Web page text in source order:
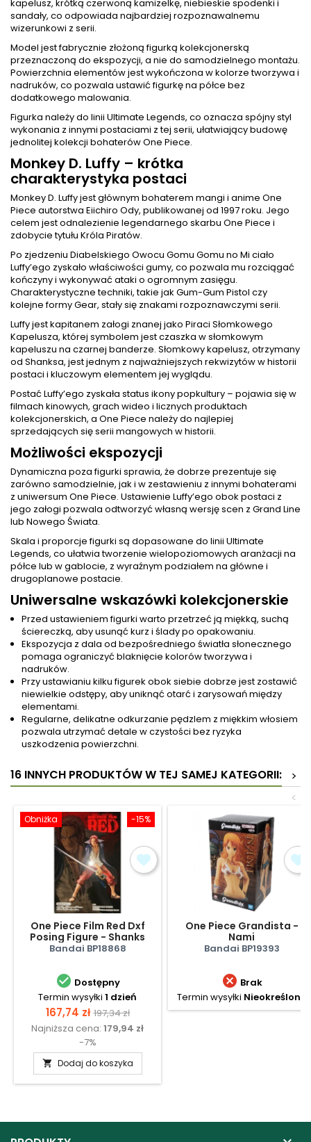
kapelusz, krótką czerwoną kamizelkę, niebieskie spodenki i
sandały, co odpowiada najbardziej rozpoznawalnemu
wizerunkowi z serii.
Model jest fabrycznie złożoną figurką kolekcjonerską
przeznaczoną do ekspozycji, a nie do samodzielnego montażu.
Powierzchnia elementów jest wykończona w kolorze tworzywa i
nadruków, co pozwala ustawić figurkę na półce bez
dodatkowego malowania.
Figurka należy do linii Ultimate Legends, co oznacza spójny styl
wykonania z innymi postaciami z tej serii, ułatwiający budowę
jednolitej kolekcji bohaterów One Piece.
Monkey D. Luffy – krótka
charakterystyka postaci
Monkey D. Luffy jest głównym bohaterem mangi i anime One
Piece autorstwa Eiichiro Ody, publikowanej od 1997 roku. Jego
celem jest odnalezienie legendarnego skarbu One Piece i
zdobycie tytułu Króla Piratów.
Po zjedzeniu Diabelskiego Owocu Gomu Gomu no Mi ciało
Luffy’ego zyskało właściwości gumy, co pozwala mu rozciągać
kończyny i wykonywać ataki o ogromnym zasięgu.
Charakterystyczne techniki, takie jak Gum-Gum Pistol czy
kolejne formy Gear, stały się znakami rozpoznawczymi serii.
Luffy jest kapitanem załogi znanej jako Piraci Słomkowego
Kapelusza, której symbolem jest czaszka w słomkowym
kapeluszu na czarnej banderze. Słomkowy kapelusz, otrzymany
od Shanksa, jest jednym z najważniejszych rekwizytów w historii
postaci i kluczowym elementem jej wyglądu.
Postać Luffy’ego zyskała status ikony popkultury – pojawia się w
filmach kinowych, grach wideo i licznych produktach
kolekcjonerskich, a One Piece należy do najlepiej
sprzedających się serii mangowych w historii.
Możliwości ekspozycji
Dynamiczna poza figurki sprawia, że dobrze prezentuje się
zarówno samodzielnie, jak i w zestawieniu z innymi bohaterami
z uniwersum One Piece. Ustawienie Luffy’ego obok postaci z
jego załogi pozwala odtworzyć własną wersję scen z Grand Line
lub Nowego Świata.
Skala i proporcje figurki są dopasowane do linii Ultimate
Legends, co ułatwia tworzenie wielopoziomowych aranżacji na
półce lub w gablocie, z wyraźnym podziałem na główne i
drugoplanowe postacie.
Uniwersalne wskazówki kolekcjonerskie
Przed ustawieniem figurki warto przetrzeć ją miękką, suchą
ściereczką, aby usunąć kurz i ślady po opakowaniu.
Ekspozycja z dala od bezpośredniego światła słonecznego
pomaga ograniczyć blaknięcie kolorów tworzywa i
nadruków.
Przy ustawianiu kilku figurek obok siebie dobrze jest zostawić
niewielkie odstępy, aby uniknąć otarć i zarysowań między
elementami.
Regularne, delikatne odkurzanie pędzlem z miękkim włosiem
pozwala utrzymać detale w czystości bez ryzyka
uszkodzenia powierzchni.
16 INNYCH PRODUKTÓW W TEJ SAMEJ KATEGORII:
>
<
-15%
Obniżka
One Piece Film Red Dxf
Posing Figure - Shanks
Bandai BP18868
 Dostępny
Termin wysyłki 1 dzień
Cena
167,74 zł Cena
podstawowa
197,34 zł
Najniższa cena: 179,94 zł
-7%
 Dodaj do koszyka
One Piece Grandista -
Nami
Bandai BP19393
 Brak
Termin wysyłki Nieokreślony